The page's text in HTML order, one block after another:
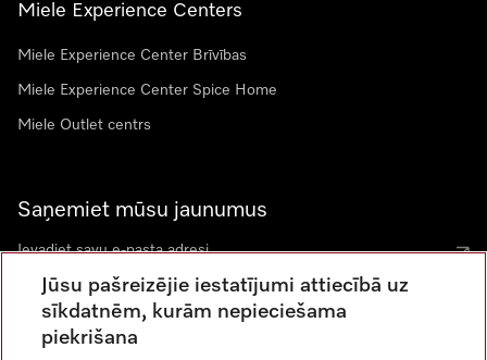
Miele Experience Centers
Miele Experience Center Brīvības
Miele Experience Center Spice Home
Miele Outlet centrs
Saņemiet mūsu jaunumus
Jūsu pašreizējie iestatījumi attiecībā uz
sīkdatnēm, kurām nepieciešama
piekrišana